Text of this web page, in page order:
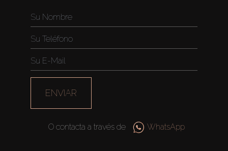
ENVIAR
O contacta a través de WhatsApp